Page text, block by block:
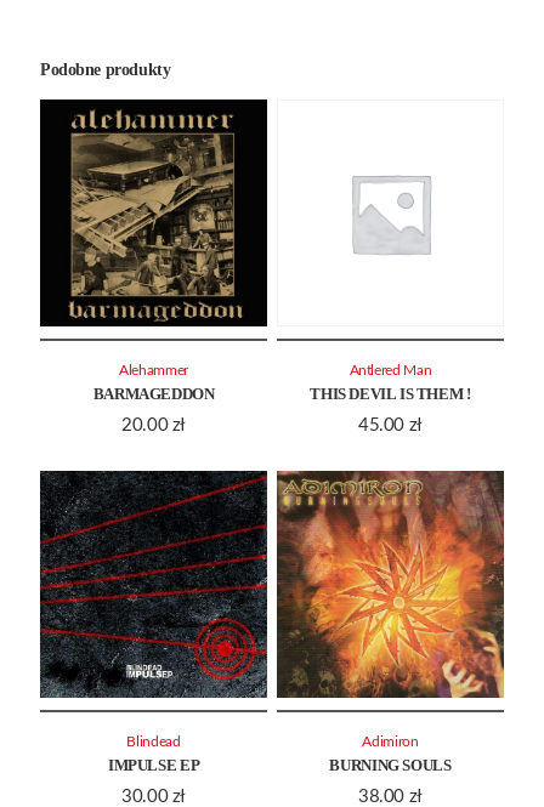
Podobne produkty
BARMAGEDDON
20.00 zł
Alehammer
THIS DEVIL IS THEM !
45.00 zł
Antlered Man
IMPULSE EP
30.00 zł
Blindead
BURNING SOULS
38.00 zł
Adimiron